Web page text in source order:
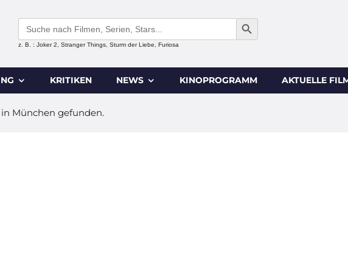
Search
for:
SEARCH BUTTON
z. B. : Joker 2, Stranger Things, Sturm der Liebe, Furiosa
KRITIKEN NEWS KINOPROGRAMM AKTUELLE
München gefunden.